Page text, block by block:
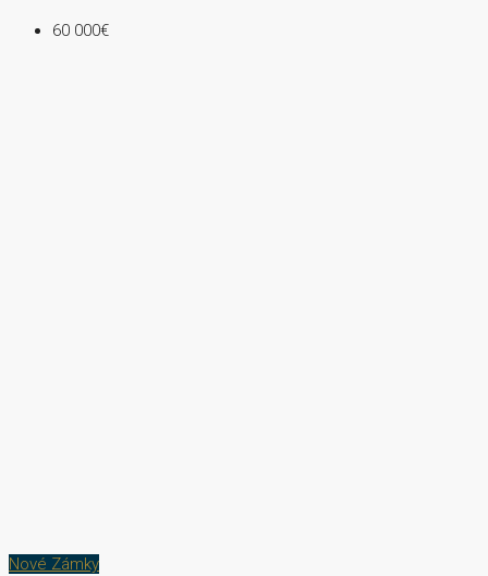
60 000€
Nové Zámky